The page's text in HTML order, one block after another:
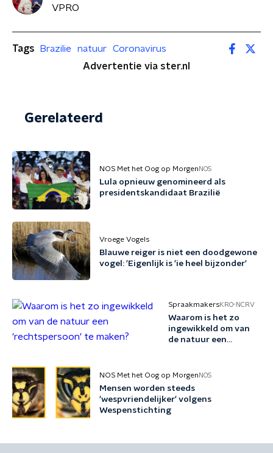
VPRO
Tags Brazilie natuur
Coronavirus
Advertentie via ster.nl
Gerelateerd
NOS Met het Oog op Morgen NOS
Lula opnieuw genomineerd als
presidentskandidaat Brazilië
Vroege Vogels
Blauwe reiger is niet een doodgewone
vogel: 'Eigenlijk is 'ie heel bijzonder'
SpraakmakersKRO-NCRV
Waarom is het zo
ingewikkeld om van
de natuur een
NOS Met het Oog op Morgen NOS
Mensen worden steeds
'wespvriendelijker' volgens
Wespenstichting